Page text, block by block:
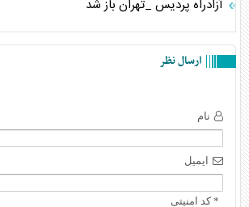
آزادراه پردیس _تهران باز شد
ارسال نظر
نام
ایمیل
* کد امنیتی